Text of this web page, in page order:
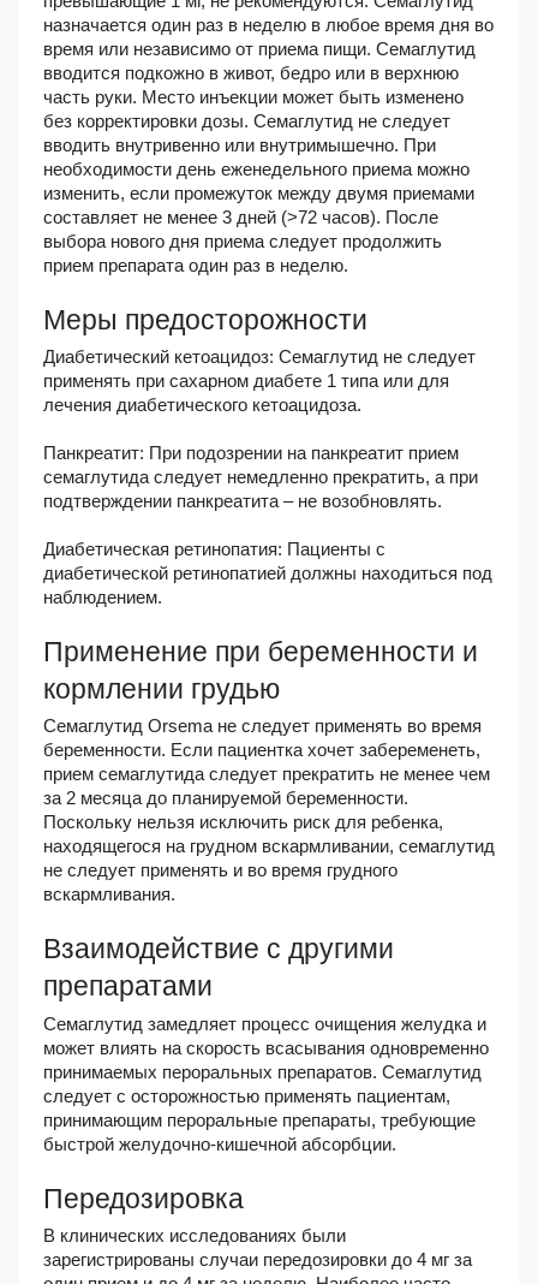
назначается один раз в неделю в любое время дня во
время или независимо от приема пищи. Семаглутид
вводится подкожно в живот, бедро или в верхнюю
часть руки. Место инъекции может быть изменено
без корректировки дозы. Семаглутид не следует
вводить внутривенно или внутримышечно. При
необходимости день еженедельного приема можно
изменить, если промежуток между двумя приемами
составляет не менее 3 дней (>72 часов). После
выбора нового дня приема следует продолжить
прием препарата один раз в неделю.
Меры предосторожности
Диабетический кетоацидоз: Семаглутид не следует
применять при сахарном диабете 1 типа или для
лечения диабетического кетоацидоза.
Панкреатит: При подозрении на панкреатит прием
семаглутида следует немедленно прекратить, а при
подтверждении панкреатита – не возобновлять.
Диабетическая ретинопатия: Пациенты с
диабетической ретинопатией должны находиться под
наблюдением.
Применение при беременности и
кормлении грудью
Семаглутид Orsema не следует применять во время
беременности. Если пациентка хочет забеременеть,
прием семаглутида следует прекратить не менее чем
за 2 месяца до планируемой беременности.
Поскольку нельзя исключить риск для ребенка,
находящегося на грудном вскармливании, семаглутид
не следует применять и во время грудного
вскармливания.
Взаимодействие с другими
препаратами
Семаглутид замедляет процесс очищения желудка и
может влиять на скорость всасывания одновременно
принимаемых пероральных препаратов. Семаглутид
следует с осторожностью применять пациентам,
принимающим пероральные препараты, требующие
быстрой желудочно-кишечной абсорбции.
Передозировка
В клинических исследованиях были
зарегистрированы случаи передозировки до 4 мг за